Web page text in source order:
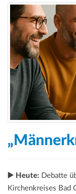
▶️ Heute: Debatte
Kirchenkreises Bad